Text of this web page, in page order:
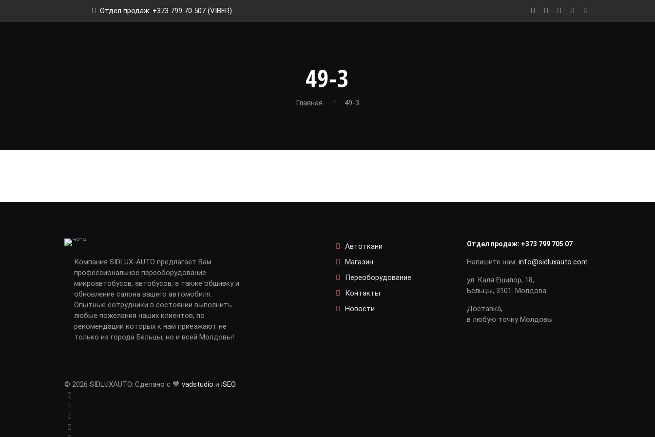
Отдел продаж: +373 799 70 507 (VIBER)
49-3
Главная 49-3
Компания SIDLUX-AUTO предлагает Вам
профессиональное переоборудование
микроавтобусов, автобусов, а также обшивку и
обновление салона вашего автомобиля.
Опытные сотрудники в состоянии выполнить
любые пожелания наших клиентов, по
рекомендации которых к нам приезжают не
только из города Бельцы, но и всей Молдовы!
Автоткани
Магазин
Переоборудование
Контакты
Новости
Отдел продаж: +373 799 705 07
Напишите нам:info@sidluxauto.com
ул. Каля Ешилор, 18,
Бельцы, 3101. Молдова
Доставка,
в любую точку Молдовы
© 2026 SIDLUXAUTO. Сделано с 🧡vadstudio иiSEO.